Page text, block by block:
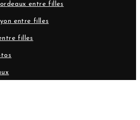
entre filles
entre filles
filles